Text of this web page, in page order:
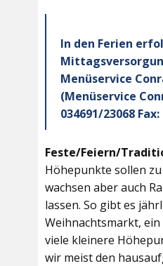
In den Ferien
Menüservice
(Menüservice
034691/23068
Feste/Feiern/
Höhepunkte sollen
wachsen aber auch
lassen. So gibt es
Weihnachtsmarkt,
viele kleinere
wir meist den